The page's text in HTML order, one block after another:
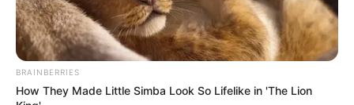
BRAINBERRIES
How They Made Little Simba Look So Lifelike in 'The Lion